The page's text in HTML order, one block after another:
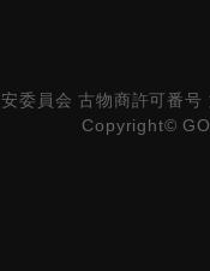
委員会 古物商許可番
Copyright©